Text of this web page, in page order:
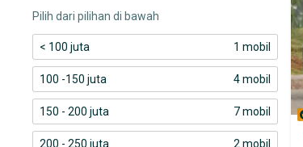
Pilih dari pilihan di bawah
< 100 juta 1 mobil
100 -150 juta 4 mobil
150 - 200 juta 7 mobil
200 - 250 juta 2 mobil